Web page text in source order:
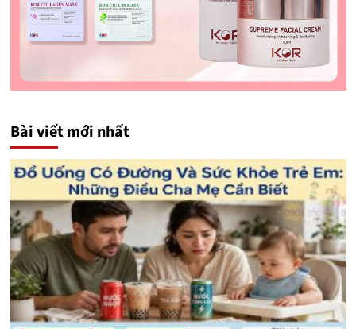
Bài viết mới nhất